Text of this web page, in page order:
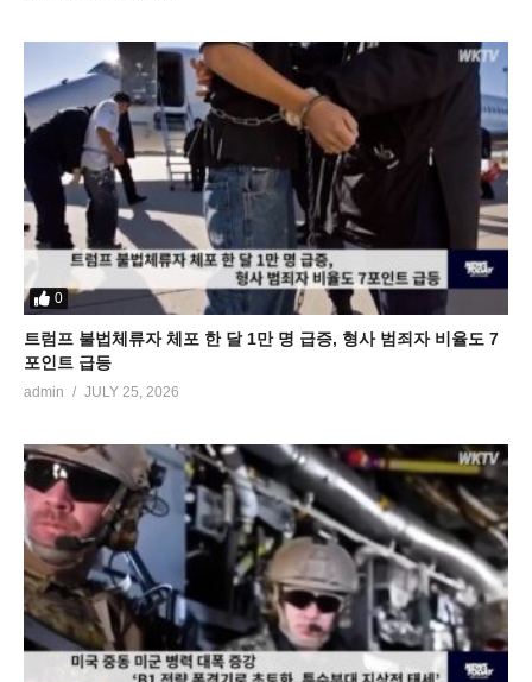
0
트럼프 불법체류자 체포 한 달 1만 명 급증, 형사 범죄자 비율도 7
포인트 급등
admin JULY 25, 2026